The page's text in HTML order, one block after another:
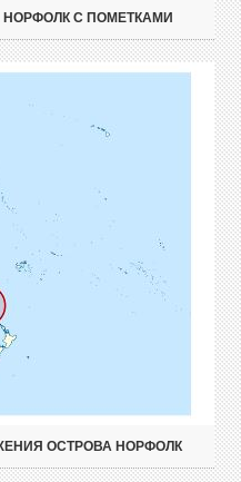
С ПОМЕТКАМИ
ОСТРОВА НОРФОЛК